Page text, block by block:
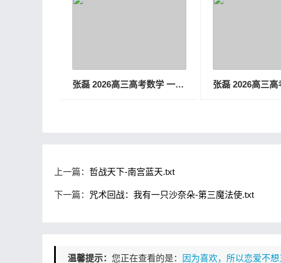
张磊 2026高三高考数学 一轮秋季班
上一篇： 哲战天下-南宫蓝天.txt
下一篇： 咒术回战：我有一只沙奈朵-第三魔法使.txt
温馨提示： 您正在查看的是： 因为喜欢，所以恋爱不